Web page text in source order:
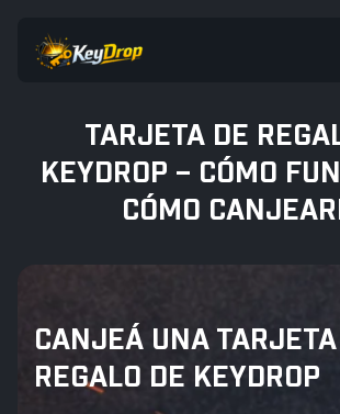
TARJETA DE
KEYDROP – CÓMO
CÓMO
CANJEÁ UNA
REGALO DE KEYDROP